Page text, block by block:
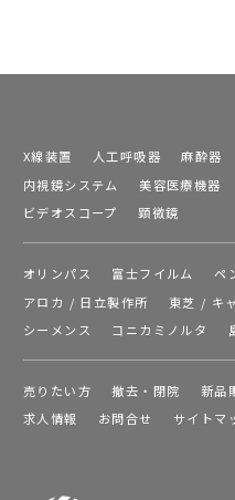
X線装置 人工呼吸器 麻酔器
内視鏡システム
美容医療機器
ビデオスコープ
顕微鏡
オリンパス 富士フイルム ペ
アロカ / 日立製作所
東芝 / キ
シーメンス
コニカミノルタ
売りたい方 撤去・閉院 新品
求人情報
お問合せ サイトマ